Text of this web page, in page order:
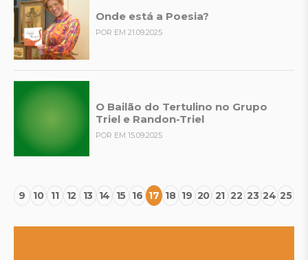
Onde está a Poesia?
POR EM 21.09.2025
O Bailão do Tertulino no Grupo
Triel e Randon-Triel
POR EM 15.09.2025
9 10 11 12 13 14 15 16 17 18 19 20 21 22 23 24 25